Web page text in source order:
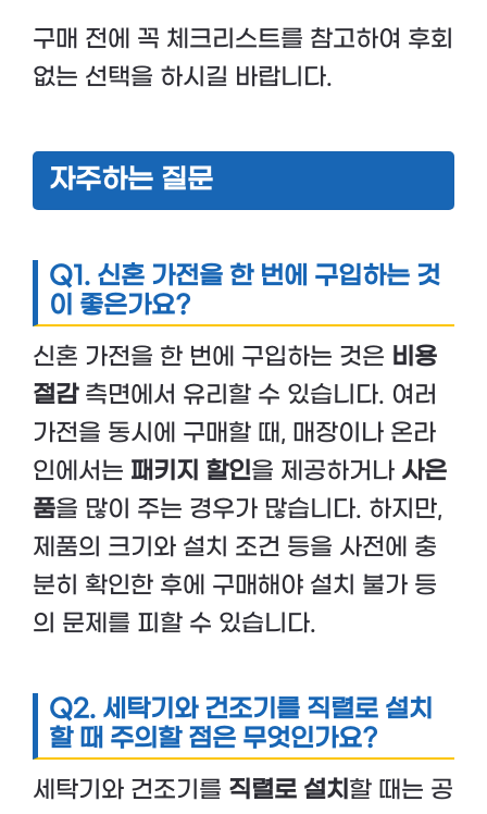
구매 전에 꼭 체크리스트를 참고하여 후회
없는 선택을 하시길 바랍니다.
자주하는 질문
Q1. 신혼 가전을 한 번에 구입하는 것
이 좋은가요?
신혼 가전을 한 번에 구입하는 것은 비용
절감측면에서 유리할 수 있습니다. 여러
가전을 동시에 구매할 때, 매장이나 온라
인에서는 패키지 할인을 제공하거나 사은
품을 많이 주는 경우가 많습니다. 하지만,
제품의 크기와 설치 조건 등을 사전에 충
분히 확인한 후에 구매해야 설치 불가 등
의 문제를 피할 수 있습니다.
Q2. 세탁기와 건조기를 직렬로 설치
할 때 주의할 점은 무엇인가요?
세탁기와 건조기를 직렬로 설치 할 때는 공